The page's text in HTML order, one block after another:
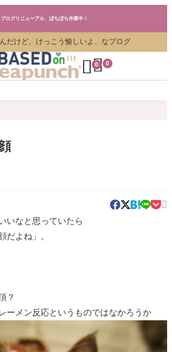
ブログリニューアル、ぼちぼち作業中！
ブログリニューアル、ぼちぼち作業中！
ブログリニューアル、ぼちぼち作業中！
だけど、けっこう愉しいよ、なブログ
 0
 0

いなと思っていたら
だよね」。
？
ーメン反応というものではなかろうか